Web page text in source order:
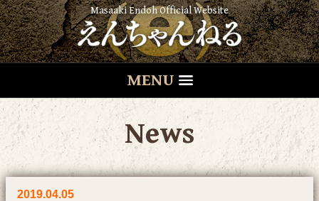
Masaaki Endoh Official Website
MENU
News
2019.04.05